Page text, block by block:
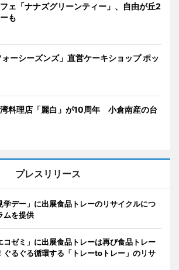
ェ「ナナズグリーンティー」、自由が丘2
も
ーシーズンズ」直営ケーキショップ ポッ
料理店「麗白」が10周年 小倉南産の台
プレスリリース
学デー」に出展食品トレーのリサイクルにつ
ムを提供
コゼミ」に出展食品トレーは再び食品トレー
ぐるぐる循環する「トレーtoトレー」のリサ